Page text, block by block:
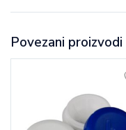
Povezani proizvodi